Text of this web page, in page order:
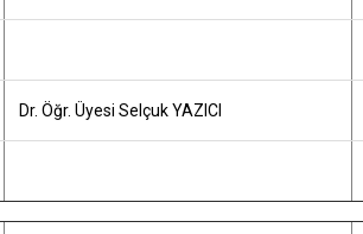
Dr. Öğr. Üyesi Selçuk YAZICI